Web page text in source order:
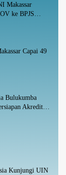
Makassar
ke BPJS
Capai 49
Bulukumba
Akreditasi
Kunjungi UIN